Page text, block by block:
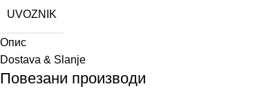
UVOZNIK
Опис
Dostava & Slanje
Повезани производи